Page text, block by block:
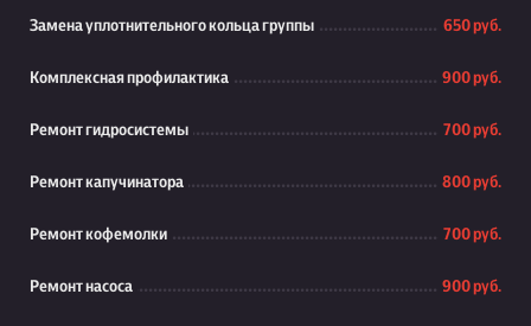
Замена уплотнительного кольца группы 650 руб.
Комплексная профилактика 900 руб.
Ремонт гидросистемы 700 руб.
Ремонт капучинатора 800 руб.
Ремонт кофемолки 700 руб.
Ремонт насоса 900 руб.